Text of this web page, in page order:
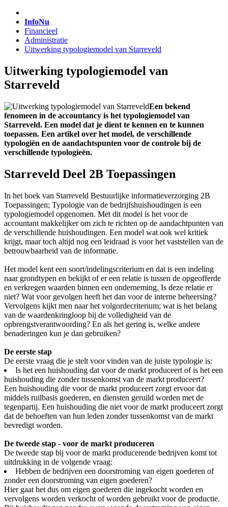
InfoNu
Financieel
Administratie
Uitwerking typologiemodel van Starreveld
Uitwerking typologiemodel van
Starreveld
Een bekend
fenomeen in de accountancy is het typologiemodel van
Starreveld. Een model dat je dient te kennen en te kunnen
toepassen. Een artikel over het model, de verschillende
typologiën en de aandachtspunten voor de controle bij de
verschillende typologieën.
Starreveld Deel 2B Toepassingen
In het boek van Starreveld Bestuurlijke informatieverzorging 2B
Toepassingen; Typologie van de bedrijfshuishoudingen is een
typologiemodel opgenomen. Met dit model is het voor de
accountant makkelijker om zich te richten op de aandachtpunten van
de verschillende huishoudingen. Een model wat ook wel kritiek
krijgt, maar toch altijd nog een leidraad is voor het vaststellen van de
betrouwbaarheid van de informatie.
Het model kent een soort/indelingscriterium en dat is een indeling
naar grondtypen en bekijkt of er een relatie is tussen de opgeofferde
en verkregen waarden binnen een onderneming. Is deze relatie er
niet? Wat voor gevolgen heeft het dan voor de interne beheersing?
Vervolgens kijkt men naar het volgordecriterium; wat is het belang
van de waardenkringloop bij de volledigheid van de
opbrengstverantwoording? En als het gering is, welke andere
benaderingen kun je dan gebruiken?
De eerste stap
De eerste vraag die je stelt voor vinden van de juiste typologie is:
Is het een huishouding dat voor de markt produceert of is het een
huishouding die zonder tussenkomst van de markt produceert?
Een huishouding die voor de markt produceert zorgt ervoor dat
middels ruilbasis goederen, en diensten geruild worden met de
tegenpartij. Een huishouding die niet voor de markt produceert zorgt
dat de behoeften van hun leden zonder tussenkomst van de markt
bevredigt worden.
De tweede stap - voor de markt produceren
De tweede stap bij voor de markt producerende bedrijven komt tot
uitdrukking in de volgende vraag:
Hebben de bedrijven een doorstroming van eigen goederen of
zonder een doorstroming van eigen goederen?
Hier gaat het dus om eigen goederen die ingekocht worden en
vervolgens worden verkocht of worden gebruikt voor de productie.